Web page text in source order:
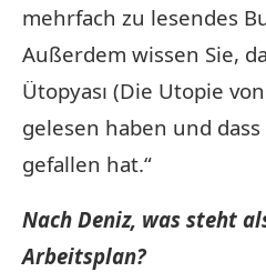
mehrfach zu lesendes
Außerdem wissen Sie,
Ütopyası (Die Utopie
gelesen haben und
gefallen hat.“
Nach Deniz, was steht
Arbeitsplan?